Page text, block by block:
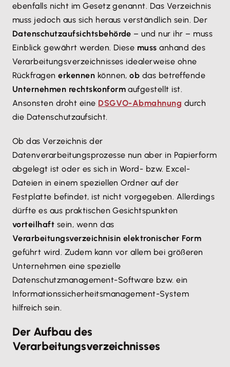
ebenfalls nicht im Gesetz genannt. Das Verzeichnis
muss jedoch aus sich heraus verständlich sein. Der
Datenschutzaufsichtsbehörde – und nur ihr – muss
Einblick gewährt werden. Diese muss anhand des
Verarbeitungsverzeichnisses idealerweise ohne
Rückfragenerkennen können,ob das betreffende
Unternehmen rechtskonformaufgestellt ist.
Ansonsten droht eine DSGVO-Abmahnung durch
die Datenschutzaufsicht.
Ob das Verzeichnis der
Datenverarbeitungsprozesse nun aber in Papierform
abgelegt ist oder es sich in Word- bzw. Excel-
Dateien in einem speziellen Ordner auf der
Festplatte befindet, ist nicht vorgegeben. Allerdings
dürfte es aus praktischen Gesichtspunkten
vorteilhaft sein, wenn das
Verarbeitungsverzeichnisin elektronischer Form
geführt wird. Zudem kann vor allem bei größeren
Unternehmen eine spezielle
Datenschutzmanagement-Software bzw. ein
Informationssicherheitsmanagement-System
hilfreich sein.
Der Aufbau des
Verarbeitungsverzeichnisses